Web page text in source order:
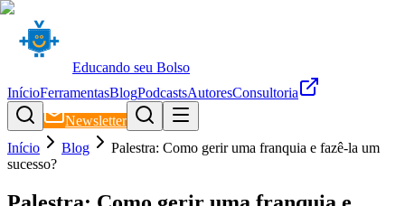
Educando seu Bolso
InícioFerramentasBlogPodcastsAutoresConsultoria
Newsletter
Início
Blog
Palestra: Como gerir uma franquia e fazê-la um
sucesso?